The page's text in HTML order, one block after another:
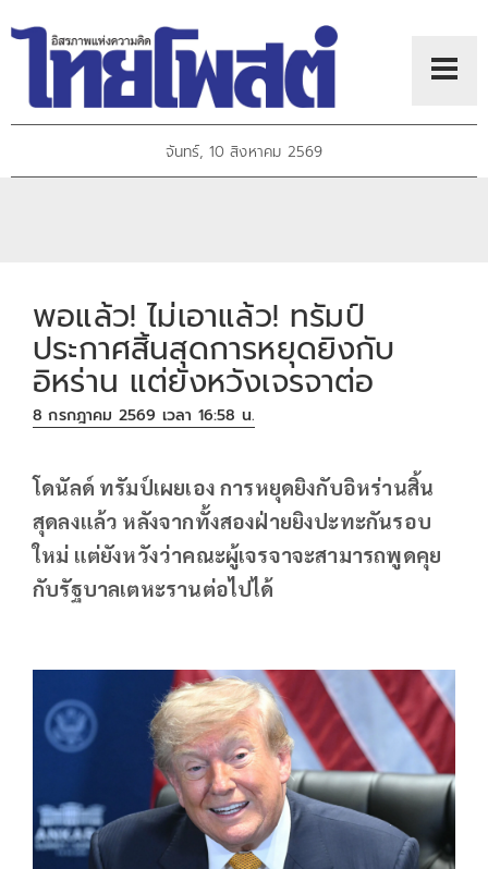
จันทร์, 10 สิงหาคม 2569
พอแล้ว! ไม่เอาแล้ว! ทรัมป์
ประกาศสิ้นสุดการหยุดยิงกับ
อิหร่าน แต่ยังหวังเจรจาต่อ
8 กรกฎาคม 2569 เวลา 16:58 น.
โดนัลด์ ทรัมป์เผยเอง การหยุดยิงกับอิหร่านสิ้น
สุดลงแล้ว หลังจากทั้งสองฝ่ายยิงปะทะกันรอบ
ใหม่ แต่ยังหวังว่าคณะผู้เจรจาจะสามารถพูดคุย
กับรัฐบาลเตหะรานต่อไปได้